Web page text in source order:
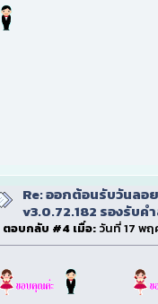
Re: ออกต้อนรับวันลอ
v3.0.72.182 รองรับ
ตอบกลับ #4 เมื่อ: วันที่ 17 พฤ